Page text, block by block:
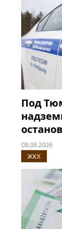
Под
08.08.2026
ЖКХ